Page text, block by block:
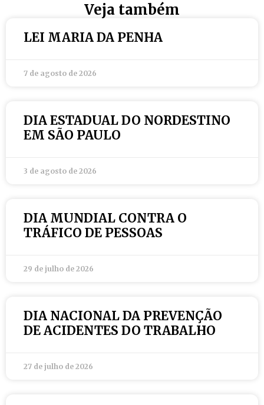
Veja também
LEI MARIA DA PENHA
7 de agosto de 2026
DIA ESTADUAL DO NORDESTINO
EM SÃO PAULO
3 de agosto de 2026
DIA MUNDIAL CONTRA O
TRÁFICO DE PESSOAS
29 de julho de 2026
DIA NACIONAL DA PREVENÇÃO
DE ACIDENTES DO TRABALHO
27 de julho de 2026